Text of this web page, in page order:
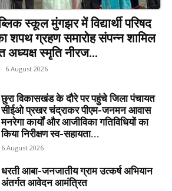
स्कूल मुंगझर में विद्यार्थी परिषद
शपथ ग्रहण समारोह संपन्न शामिल
अध्यक्ष स्मृति नीरज...
- 6 August 2026
छुरा विकासखंड के दौरे पर पहुंचे जिला पंचायत
सीईओ प्रखर चंद्राकर पीएम-जनमन आवास
मनरेगा कार्यों और आजीविका गतिविधियों का
किया निरीक्षण स्व-सहायता...
6 August 2026
धरती आबा-जनजातीय ग्राम उत्कर्ष अभियान
अंतर्गत आवेदन आमंत्रित